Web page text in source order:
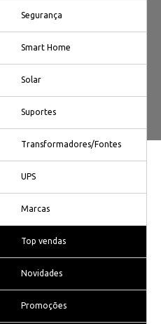
Segurança
Smart Home
Solar
Suportes
Transformadores/Fontes
UPS
Marcas
Top vendas
Novidades
Promoções